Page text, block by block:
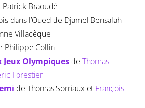
Braoudé
dans l’Oued de Djamel Bensalah
Villacèque
Philippe Collin
Jeux Olympiques de Thomas
Forestier
de Thomas Sorriaux et François